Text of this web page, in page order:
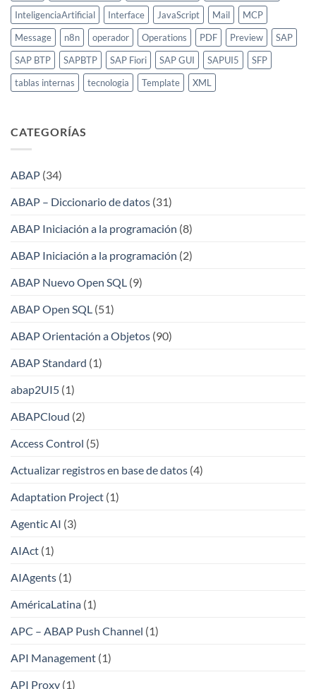
InteligenciaArtificial Interface JavaScript Mail
MCP
Message
n8n operador Operations PDF Preview
SAP
SAP BTP
SAPBTP SAP Fiori SAP GUI SAPUI5
SFP
tablas internas
tecnologia Template XML
CATEGORÍAS
ABAP (34)
ABAP – Diccionario de datos (31)
ABAP Iniciación a la programación (8)
ABAP Iniciación a la programación (2)
ABAP Nuevo Open SQL (9)
ABAP Open SQL (51)
ABAP Orientación a Objetos (90)
ABAP Standard (1)
abap2UI5 (1)
ABAPCloud (2)
Access Control (5)
Actualizar registros en base de datos (4)
Adaptation Project (1)
Agentic AI (3)
AIAct (1)
AIAgents (1)
AméricaLatina (1)
APC – ABAP Push Channel (1)
API Management (1)
API Proxy (1)